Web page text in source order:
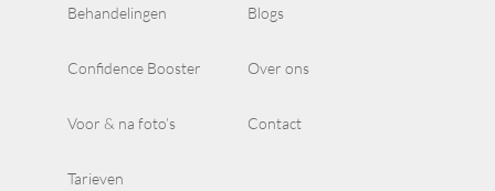
Behandelingen Blogs
Confidence Booster Over ons
Voor & na foto’s Contact
Tarieven